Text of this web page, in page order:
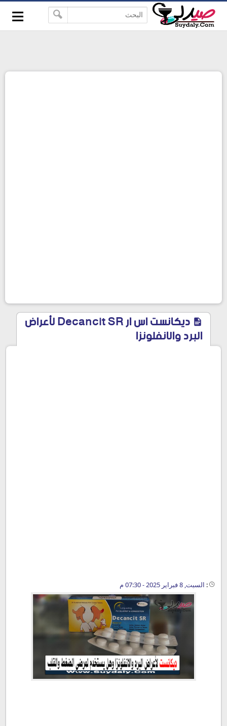
-->
google-site-verification=pbBDctPvwZJkSEHg2-
vmZ_yu86_9u3jQJgGN9H2FF9w
≡
ديكانست اس ار Decancit SR لأعراض
البرد والانفلونزا
: السبت, 8 فبراير 2025 - 07:30 م